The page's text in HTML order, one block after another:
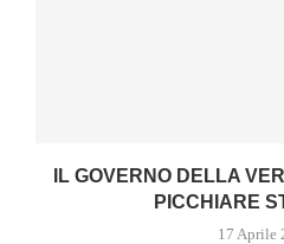
IL GOVERNO DELLA
PICCHIARE
17 Aprile